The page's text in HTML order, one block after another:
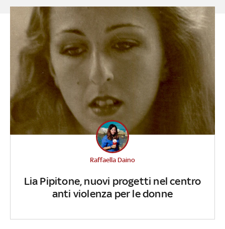
Lia Pipitone, nuovi progetti nel centro
anti violenza per le donne
Raffaella Daino